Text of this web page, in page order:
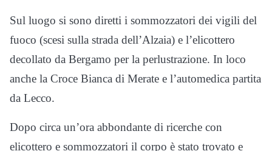
Sul luogo si sono diretti i sommozzatori dei vigili del
fuoco (scesi sulla strada dell’Alzaia) e l’elicottero
decollato da Bergamo per la perlustrazione. In loco
anche la Croce Bianca di Merate e l’automedica partita
da Lecco.
Dopo circa un’ora abbondante di ricerche con
elicottero e sommozzatori il corpo è stato trovato e